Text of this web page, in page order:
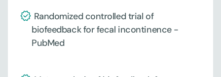
biofeedback for fecal incontinence -
PubMed